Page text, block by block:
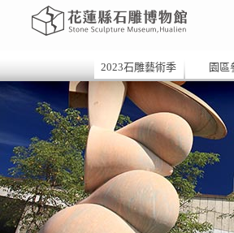
2023石雕藝術季 園區